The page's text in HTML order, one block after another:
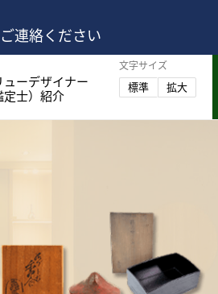
連絡ください
ューデザイナー
定士）紹介
文字サイズ
標準 拡大